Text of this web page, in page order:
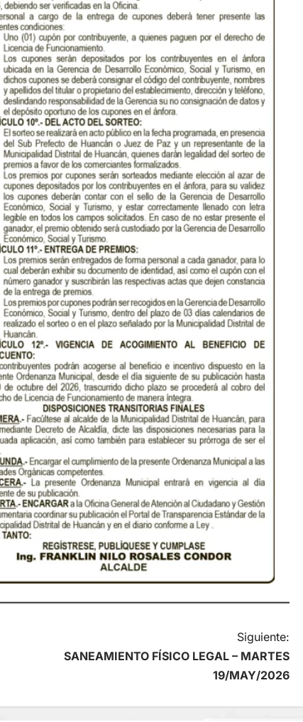
Siguiente:
SANEAMIENTO FÍSICO LEGAL – MARTES
19/MAY/2026